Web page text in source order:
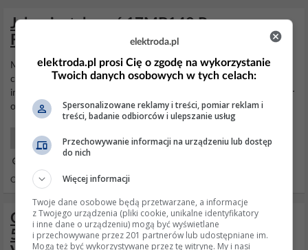
Jak zainstalować 17MB140 Recovery
Firmware dla Vestel i innych marek?
Mark: VestelRegal Seg Finlux Hi-level Model: Chassis (main board,
components): 17mb140 LCD Screen/Panel (if exist): More
informations: For
tvs : https://yadi.sk/d/b1kanIPRiF4P7w For
other brands : https://yadi.sk/d/lS3nXGIZ3HVWFw
TV wsady pamięci i aktualizacje
Odpowiedzi: 9 Wyświetleń: 6108
Gdzie znaleźć firmware USB do Hitachi
58F501HAK5750, 17MB170,
elektroda.pl
elektroda.pl prosi Cię o zgodę na wykorzystanie
Twoich danych osobowych w tych celach:
Spersonalizowane reklamy i treści, pomiar reklam i
treści, badanie odbiorców i ulepszanie usług
Przechowywanie informacji na urządzeniu lub dostęp
do nich
Więcej informacji
Twoje dane osobowe będą przetwarzane, a informacje
z Twojego urządzenia (pliki cookie, unikalne identyfikatory
i inne dane o urządzeniu) mogą być wyświetlane
i przechowywane przez 201 partnerów lub udostępniane im.
Mogą też być wykorzystywane przez tę witrynę. My i nasi